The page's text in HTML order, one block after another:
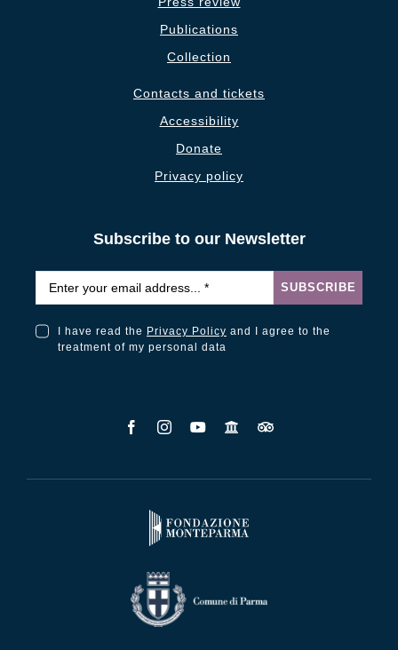
Publications
Collection
Contacts and tickets
Accessibility
Donate
Privacy policy
Subscribe to our Newsletter
SUBSCRIBE
I have read the Privacy Policy and I agree to the
treatment of my personal data